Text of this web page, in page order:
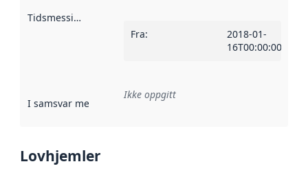
Tidsmessig avgrensning
Fra:
2018-01-
16T00:00:00Z
I samsvar med Referanse til en implementasjonsregel
Ikke oppgitt
Lovhjemler